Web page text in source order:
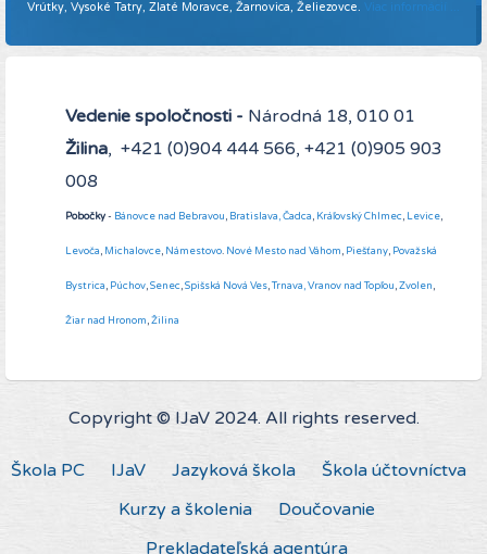
Vrútky, Vysoké Tatry, Zlaté Moravce, Žarnovica, Želiezovce. Viac informácií ...
Vedenie spoločnosti - Národná 18, 010 01
Žilina, +421 (0)904 444 566, +421 (0)905 903
008
Pobočky- Bánovce nad Bebravou, Bratislava,Čadca, Kráľovský Chlmec, Levice,
Levoča, Michalovce, Námestovo. Nové Mesto nad Váhom, Piešťany, Považská
Bystrica, Púchov,Senec,Spišská Nová Ves,Trnava,Vranov nad Topľou,Zvolen,
Žiar nad Hronom,Žilina
Copyright © IJaV 2024. All rights reserved.
Škola PC IJaV Jazyková škola
Škola účtovníctva
Kurzy a školenia
Doučovanie
Prekladateľská agentúra